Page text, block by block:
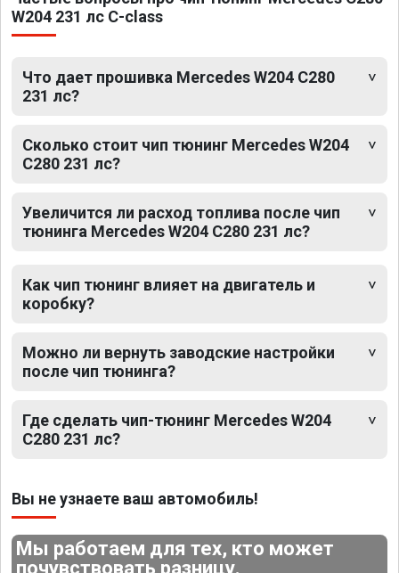
W204 231 лс C-class
Что дает прошивка Mercedes W204 C280
231 лс?
Сколько стоит чип тюнинг Mercedes W204
C280 231 лс?
Увеличится ли расход топлива после чип
тюнинга Mercedes W204 C280 231 лс?
Как чип тюнинг влияет на двигатель и
коробку?
Можно ли вернуть заводские настройки
после чип тюнинга?
Где сделать чип-тюнинг Mercedes W204
C280 231 лс?
Вы не узнаете ваш автомобиль!
Мы работаем для тех, кто может
почувствовать разницу.